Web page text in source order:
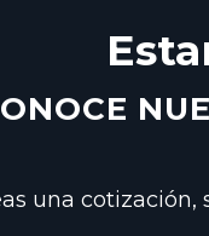
una